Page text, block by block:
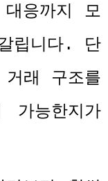
응까지 모
립니다. 단
거래 구조를
가능한지가